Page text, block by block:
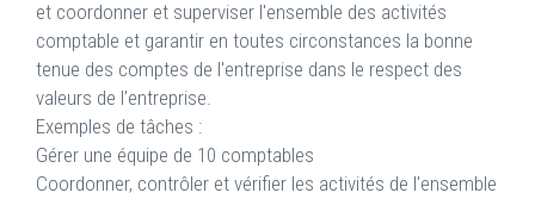
et coordonner et superviser l'ensemble des activités
comptable et garantir en toutes circonstances la bonne
tenue des comptes de l'entreprise dans le respect des
valeurs de l’entreprise.
Exemples de tâches :
Gérer une équipe de 10 comptables
Coordonner, contrôler et vérifier les activités de l'ensemble